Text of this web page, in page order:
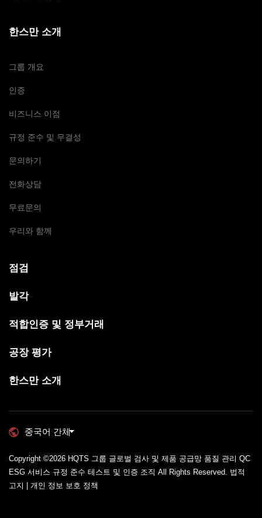
한스만 소개
그룹 개요
인증
비즈니스 이점
규정 준수 및 무결성
문의하기
전화상담
무료문의
우리와 함께
점검
발각
적합인증 및 정부거래
공장 평가
한스만 소개
중국어 간체
Copyright ©2026 HQTS 그룹 글로벌 검사 및 제품 공급망 품질 관리 QC
ESG 서비스 규정 준수 테스트 및 인증 조직 All Rights Reserved. 법적
고지 | 개인 정보 보호 정책